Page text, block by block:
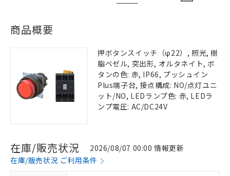
商品概要
押ボタンスイッチ（φ22）, 照光, 樹
脂ベゼル, 突出形, オルタネイト, ボ
タンの色: 赤, IP66, プッシュイン
Plus端子台, 接点構成: NO/点灯ユニ
ット/NO, LEDランプ色: 赤, LEDラ
ンプ電圧: AC/DC24V
在庫/販売状況
2026/08/07 00:00 情報更新
在庫/販売状況 ご利用条件